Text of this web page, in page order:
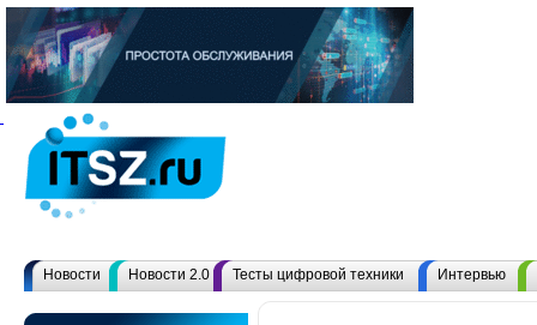
Новости Новости 2.0 Тесты цифровой техники Интервью